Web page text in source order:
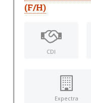
(F/H)
CDI
Expectra